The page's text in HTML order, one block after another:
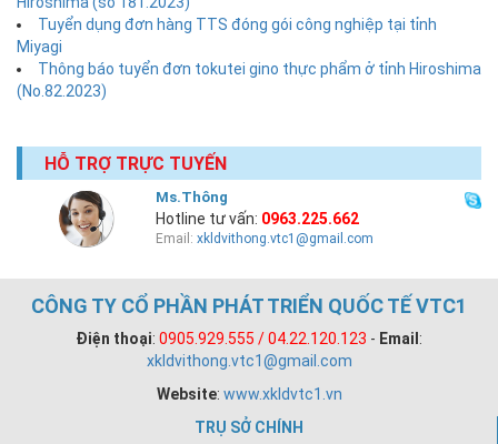
Tuyển dụng đơn hàng TTS đóng gói công nghiệp tại tỉnh
Miyagi
Thông báo tuyển đơn tokutei gino thực phẩm ở tỉnh Hiroshima
(No.82.2023)
HỖ TRỢ TRỰC TUYẾN
Ms.Thông
Hotline tư vấn: 0963.225.662
Email:xkldvithong.vtc1@gmail.com
CÔNG TY CỔ PHẦN PHÁT TRIỂN QUỐC TẾ VTC1
Điện thoại: 0905.929.555 / 04.22.120.123 - Email :
xkldvithong.vtc1@gmail.com
Website: www.xkldvtc1.vn
TRỤ SỞ CHÍNH